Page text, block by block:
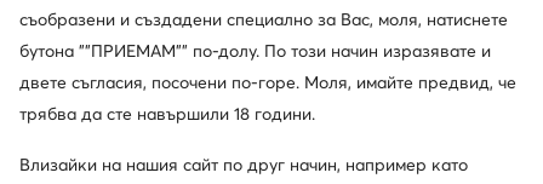
Puma
Сникърси · Бежов
Актуална цена
75,67€
Редовна цена
Най-ниска цена 84,87 €-10%
Hoka
Актуална цена
186,62€
Най-ниска цена
съобразени и създадени специално за Вас, моля, натиснете
бутона ""ПРИЕМАМ"" по-долу. По този начин изразявате и
двете съгласия, посочени по-горе. Моля, имайте предвид, че
трябва да сте навършили 18 години.
Влизайки на нашия сайт по друг начин, например като